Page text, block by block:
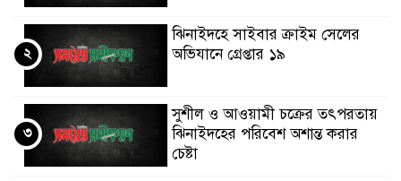
ঝিনাইদহে সাইবার ক্রাইম সেলের
অভিযানে গ্রেপ্তার ১৯
২
সুশীল ও আওয়ামী চক্রের তৎপরতায়
ঝিনাইদহের পরিবেশ অশান্ত করার
চেষ্টা
৩